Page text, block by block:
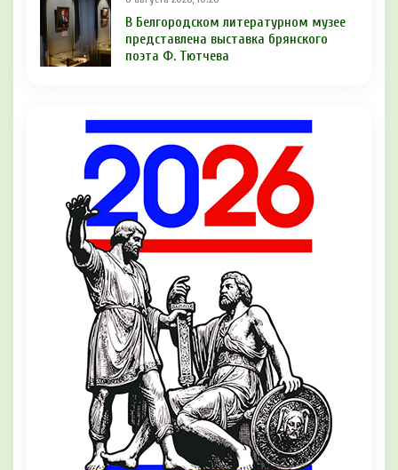
В Белгородском литературном музее
представлена выставка брянского
поэта Ф. Тютчева